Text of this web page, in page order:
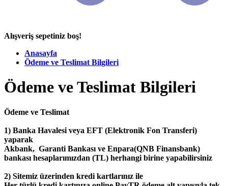
Alışveriş sepetiniz boş!
Anasayfa
Ödeme ve Teslimat Bilgileri
Ödeme ve Teslimat Bilgileri
Ödeme ve Teslimat
1) Banka Havalesi veya EFT (Elektronik Fon Transferi)
yaparak
Akbank, Garanti Bankası ve Enpara(QNB Finansbank)
bankası hesaplarımızdan (TL) herhangi birine yapabilirsiniz
2) Sitemiz üzerinden kredi kartlarınız ile